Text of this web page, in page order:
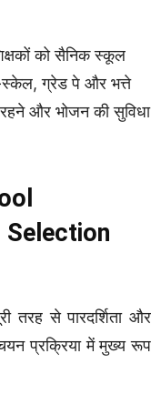
को सैनिक स्कूल
स्केल, ग्रेड पे और भत्ते
और भोजन की सुविधा
Selection
तरह से पारदर्शिता और
प्रक्रिया में मुख्य रूप